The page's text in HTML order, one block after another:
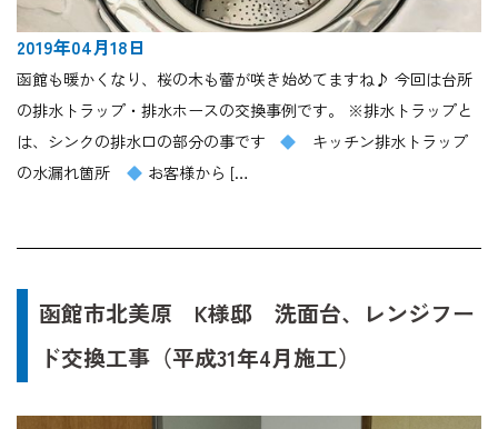
2019年04月18日
函館も暖かくなり、桜の木も蕾が咲き始めてますね♪ 今回は台所
の排水トラップ・排水ホースの交換事例です。 ※排水トラップと
は、シンクの排水口の部分の事です
キッチン排水トラップ
の水漏れ箇所
お客様から […
函館市北美原 K様邸 洗面台、レンジフー
ド交換工事（平成31年4月施工）